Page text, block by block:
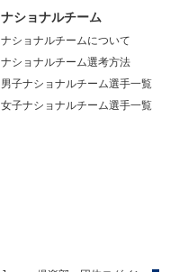
ナショナルチーム
ナショナルチームについて
ナショナルチーム選考方法
男子ナショナルチーム選手一覧
女子ナショナルチーム選手一覧